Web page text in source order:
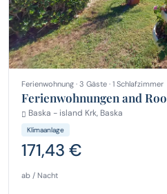
Ferienwohnung · 3 Gäste · 1 Schlafzimmer
Ferienwohnungen and
Baska - island Krk, Baska
Klimaanlage
171,43 €
ab / Nacht